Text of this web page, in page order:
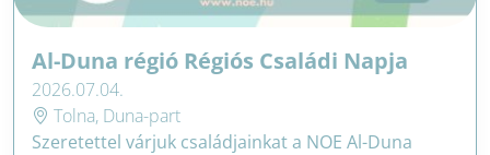
Al-Duna régió Régiós Családi Napja
2026.07.04.
Tolna, Duna-part
Szeretettel várjuk családjainkat a NOE Al-Duna